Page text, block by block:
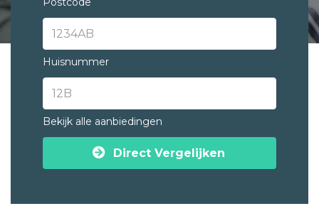
Huisnummer
Bekijk alle aanbiedingen
Direct Vergelijken